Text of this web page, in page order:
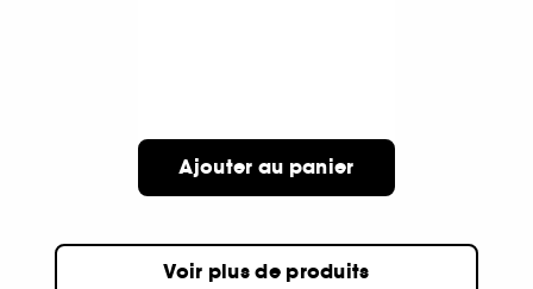
Ajouter au panier
Voir plus de produits